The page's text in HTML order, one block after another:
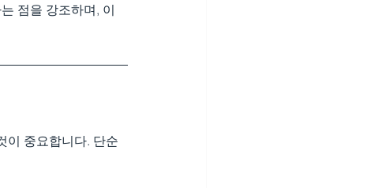
점을 강조하며, 이
이 중요합니다. 단순